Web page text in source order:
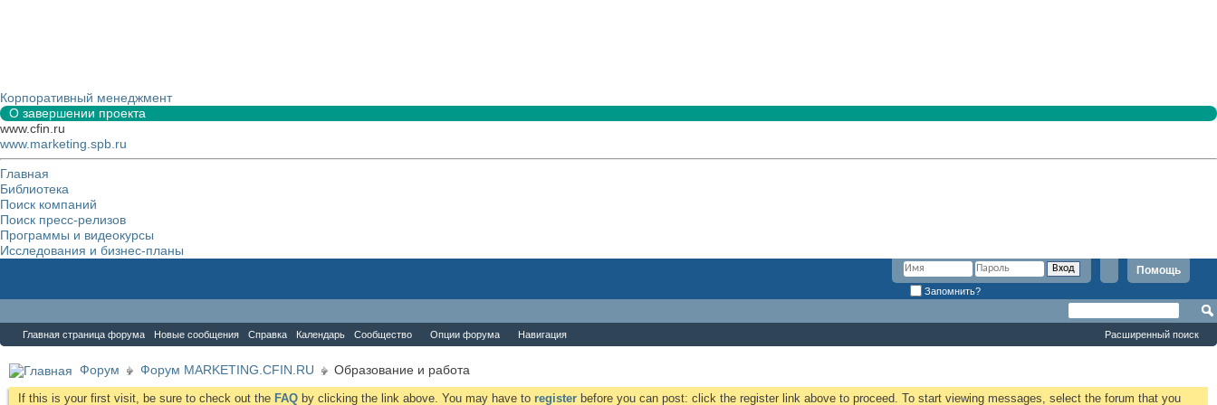
Корпоративный менеджмент
О завершении проекта
www.cfin.ru
www.marketing.spb.ru
Главная
Библиотека
Поиск компаний
Поиск пресс-релизов
Программы и видеокурсы
Исследования и бизнес-планы
Помощь
Запомнить?
Главная страница форума Новые сообщения Справка Календарь Сообщество Опции форума Навигация Расширенный поиск
Форум Форум MARKETING.CFIN.RU Образование и работа
If this is your first visit, be sure to check out the FAQ by clicking the link above. You may have to register before you can post: click the register link above to proceed. To start viewing messages, select the forum that you